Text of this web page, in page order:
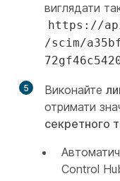
виглядати
https://
/scim/
5 Виконайте
отримати
секретного
Control